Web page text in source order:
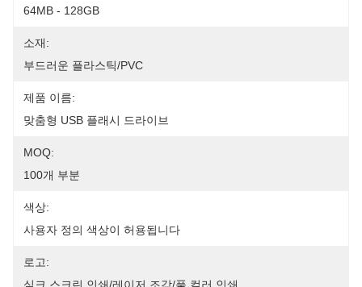
64MB - 128GB
소재:
부드러운 플라스틱/PVC
제품 이름:
맞춤형 USB 플래시 드라이브
MOQ:
100개 부분
색상:
사용자 정의 색상이 허용됩니다
로고: